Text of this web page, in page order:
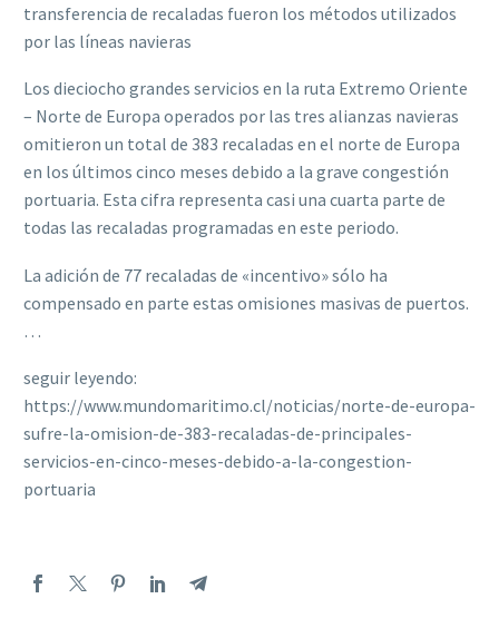
transferencia de recaladas fueron los métodos utilizados
por las líneas navieras
Los dieciocho grandes servicios en la ruta Extremo Oriente
– Norte de Europa operados por las tres alianzas navieras
omitieron un total de 383 recaladas en el norte de Europa
en los últimos cinco meses debido a la grave congestión
portuaria. Esta cifra representa casi una cuarta parte de
todas las recaladas programadas en este periodo.
La adición de 77 recaladas de «incentivo» sólo ha
compensado en parte estas omisiones masivas de puertos.
…
seguir leyendo:
https://www.mundomaritimo.cl/noticias/norte-de-europa-
sufre-la-omision-de-383-recaladas-de-principales-
servicios-en-cinco-meses-debido-a-la-congestion-
portuaria